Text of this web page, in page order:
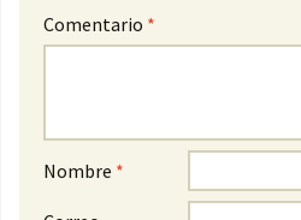
Comentario *
Nombre *